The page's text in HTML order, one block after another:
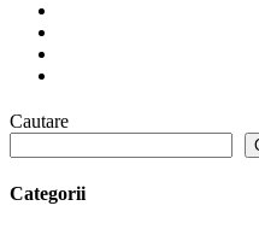
Cautare
Categorii